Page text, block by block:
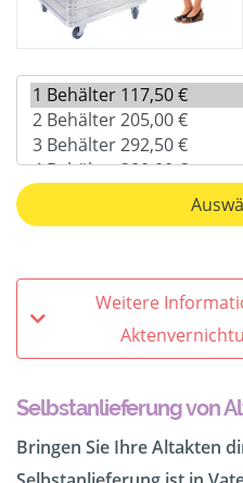
Weitere
Selbstanlieferung von
Bringen Sie Ihre Altakten